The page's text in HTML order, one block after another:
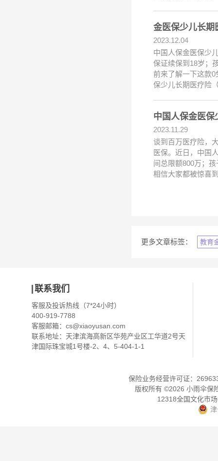
金医保少儿长期
2023.12.04
中国人保金医保少
保证续保到18岁；
前来了解一下这款
保少儿长期医疗险
中国人保金医保
2023.11.29
谈到百万医疗险，
医保。近日，中国
间总限额800万；
相信大家都被惊喜
更多文章标签： 教育
联系我们
客服及投诉热线（7*24小时）
400-919-7788
客服邮箱： cs@xiaoyusan.com
联系地址：天津滨海高新区华苑产业区工华道2号天
津国际珠宝城1号楼-2、4、5-404-1-1
保险业务经营许可证：
版权所有 ©2026 小雨伞保
12318全国文化市